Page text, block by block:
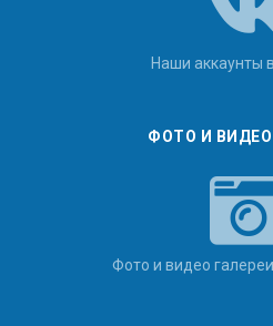
Наши аккаунты
ФОТО И ВИДЕО
Фото и видео